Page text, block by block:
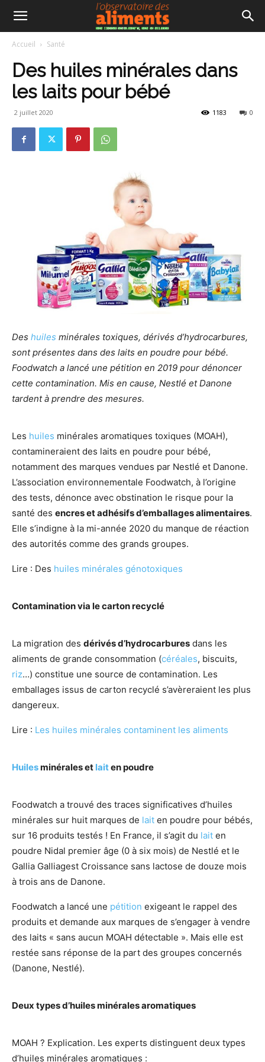
Accueil Santé
Des huiles minérales dans
les laits pour bébé
2 juillet 2020 0
1183
Des huiles minérales toxiques, dérivés d’hydrocarbures,
sont présentes dans des laits en poudre pour bébé.
Foodwatch a lancé une pétition en 2019 pour dénoncer
cette contamination. Mis en cause, Nestlé et Danone
tardent à prendre des mesures.
Les huiles minérales aromatiques toxiques (MOAH),
contamineraient des laits en poudre pour bébé,
notamment des marques vendues par Nestlé et Danone.
L’association environnementale Foodwatch, à l’origine
des tests, dénonce avec obstination le risque pour la
santé des encres et adhésifs d’emballages alimentaires.
Elle s’indigne à la mi-année 2020 du manque de réaction
des autorités comme des grands groupes.
Lire : Des huiles minérales génotoxiques
Contamination via le carton recyclé
La migration des dérivés d’hydrocarbures dans les
aliments de grande consommation (céréales, biscuits,
riz…) constitue une source de contamination. Les
emballages issus de carton recyclé s’avèreraient les plus
dangereux.
Lire : Les huiles minérales contaminent les aliments
Huilesminérales et laiten poudre
Foodwatch a trouvé des traces significatives d’huiles
minérales sur huit marques de lait en poudre pour bébés,
sur 16 produits testés ! En France, il s’agit du lait en
poudre Nidal premier âge (0 à six mois) de Nestlé et le
Gallia Galliagest Croissance sans lactose de douze mois
à trois ans de Danone.
Foodwatch a lancé une pétition exigeant le rappel des
produits et demande aux marques de s’engager à vendre
des laits « sans aucun MOAH détectable ». Mais elle est
restée sans réponse de la part des groupes concernés
(Danone, Nestlé).
Deux types d’huiles minérales aromatiques
MOAH ? Explication. Les experts distinguent deux types
d’huiles minérales aromatiques :